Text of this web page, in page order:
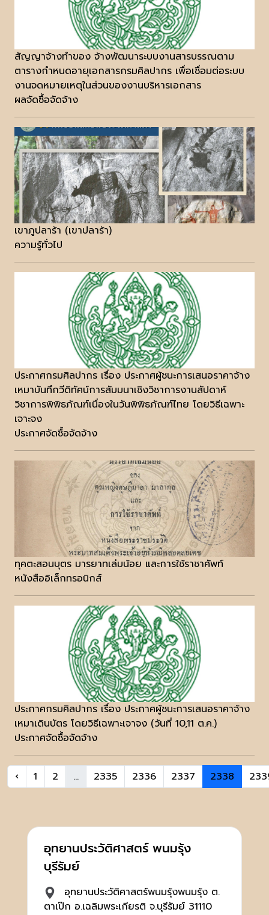
สัญญาจ้างทำของ จ้างพัฒนาระบบงานสารบรรณตาม
ตารางกำหนดอายุเอกสารกรมศิลปากร เพื่อเชื่อมต่อระบบ
งานจดหมายเหตุในส่วนของงานบริหารเอกสาร
ผลจัดซื้อจัดจ้าง
เขาภูปลาร้า (เขาปลาร้า)
ความรู้ทั่วไป
ประกาศกรมศิลปากร เรื่อง ประกาศผู้ชนะการเสนอราคาจ้าง
เหมาบันทึกวีดิทัศน์การสัมมนาเชิงวิชาการงานสัปดาห์
วิชาการพิพิธภัณฑ์เนื่องในวันพิพิธภัณฑ์ไทย โดยวิธีเฉพาะ
เจาะจง
ประกาศจัดซื้อจัดจ้าง
ทุคตะสอนบุตร มารยาทเล่มน้อย และการใช้ราชาศัพท์
หนังสืออิเล็กทรอนิกส์
ประกาศกรมศิลปากร เรื่อง ประกาศผู้ชนะการเสนอราคาจ้าง
เหมาเดินบัตร โดยวิธีเฉพาะเจาจง (วันที่ 10,11 ต.ค.)
ประกาศจัดซื้อจัดจ้าง
‹ 1 2 ... 2335 2336 2337 2338
อุทยานประวัติศาสตร์ พนมรุ้ง
บุรีรัมย์
อุทยานประวัติศาสตร์พนมรุ้งพนมรุ้ง ต.
ตาเป๊ก อ.เฉลิมพระเกียรติ จ.บุรีรัมย์ 31110